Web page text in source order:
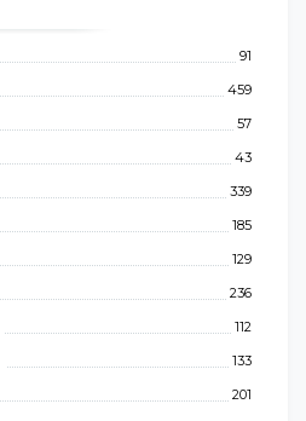
91
459
57
43
339
185
129
236
112
133
201